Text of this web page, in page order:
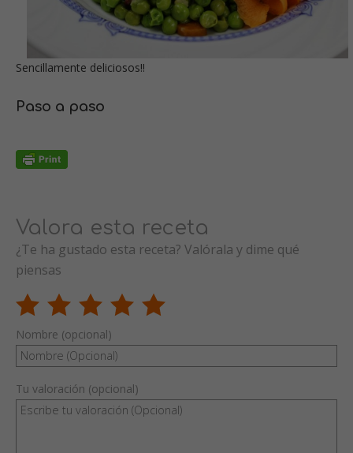
Sencillamente deliciosos!!
Paso a paso
Valora esta receta
¿Te ha gustado esta receta? Valórala y dime qué
piensas
Nombre (opcional)
Tu valoración (opcional)